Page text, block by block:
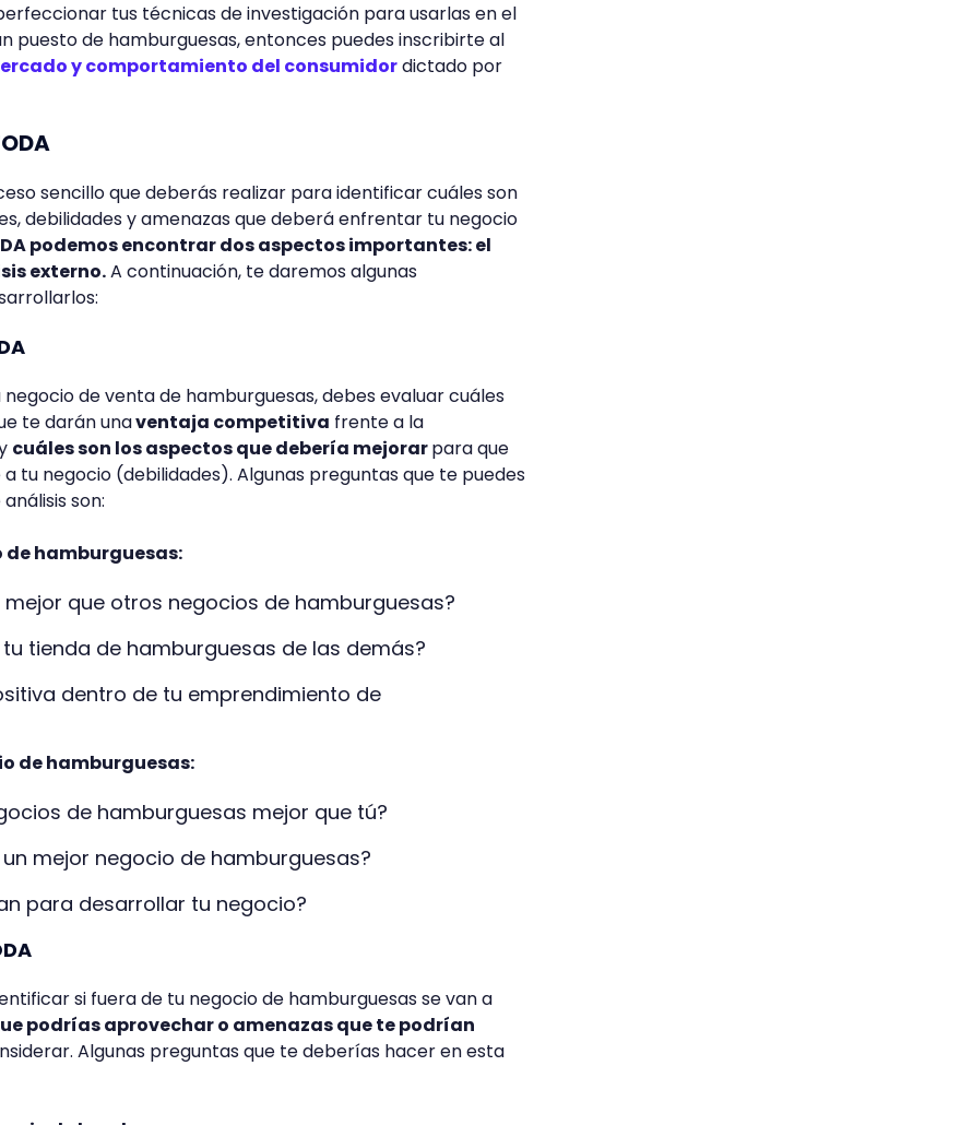
tus técnicas de investigación para usarlas en el
puesto de hamburguesas, entonces puedes inscribirte al
y comportamiento del consumidordictado por
sencillo que deberás realizar para identificar cuáles son
debilidades y amenazas que deberá enfrentar tu negocio
podemos encontrar dos aspectos importantes: el
externo.A continuación, te daremos algunas
de venta de hamburguesas, debes evaluar cuáles
te darán unaventaja competitiva frente a la
cuáles son los aspectos que debería mejorarpara que
tu negocio (debilidades). Algunas preguntas que te puedes
son:
de hamburguesas:
mejor que otros negocios de hamburguesas?
tu tienda de hamburguesas de las demás?
dentro de tu emprendimiento de
de hamburguesas:
de hamburguesas mejor que tú?
mejor negocio de hamburguesas?
para desarrollar tu negocio?
si fuera de tu negocio de hamburguesas se van a
podrías aprovechar o amenazas que te podrían
Algunas preguntas que te deberías hacer en esta